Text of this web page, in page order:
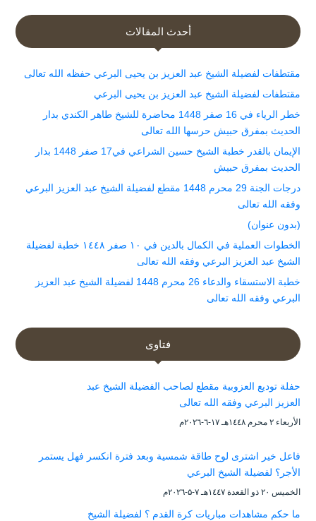
أحدث المقالات
مقتطفات لفضيلة الشيخ عبد العزيز بن يحيى البرعي حفظه الله تعالى
مقتطفات لفضيلة الشيخ عبد العزيز بن يحيى البرعي
خطر الرياء في 16 صفر 1448 محاضرة للشيخ طاهر الكندي بدار
الحديث بمفرق حبيش حرسها الله تعالى
الإيمان بالقدر خطبة الشيخ حسين الشراعي في17 صفر 1448 بدار
الحديث بمفرق حبيش
درجات الجنة 29 محرم 1448 مقطع لفضيلة الشيخ عبد العزيز البرعي
وفقه الله تعالى
(بدون عنوان)
الخطوات العملية في الكمال بالدين في ١٠ صفر ١٤٤٨ خطبة لفضيلة
الشيخ عبد العزيز البرعي وفقه الله تعالى
خطبة الاستسقاء والدعاء 26 محرم 1448 لفضيلة الشيخ عبد العزيز
البرعي وفقه الله تعالى
فتاوى
حفلة توديع العزوبية مقطع لصاحب الفضيلة الشيخ عبد
العزيز البرعي وفقه الله تعالى
الأربعاء ۲ محرم ۱٤٤۸هـ ۱۷-٦-۲۰۲٦م
فاعل خير اشترى لوح طاقة شمسية وبعد فترة انكسر فهل يستمر
الأجر؟ لفضيلة الشيخ البرعي
الخميس ۲۰ ذو القعدة ۱٤٤۷هـ ۷-۵-۲۰۲٦م
ما حكم مشاهدات مباريات كرة القدم ؟ لفضيلة الشيخ